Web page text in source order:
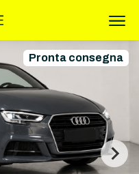
Pronta consegna